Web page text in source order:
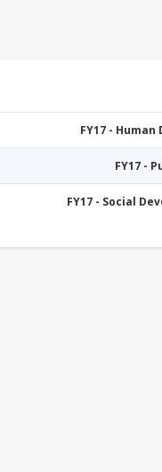
FY17 -
FY17 -
FY17 - Social